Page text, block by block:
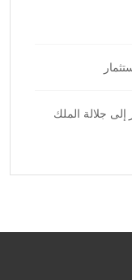
إلى جلالة الملك